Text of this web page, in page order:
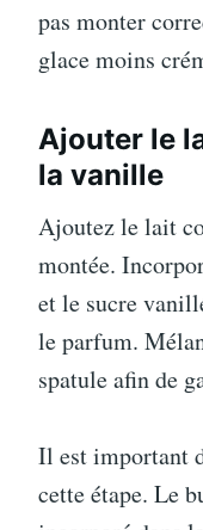
pas monter
glace moins
Ajouter le
la vanille
Ajoutez le lait
montée.
et le sucre
le parfum.
spatule afin de
Il est important
cette étape. Le